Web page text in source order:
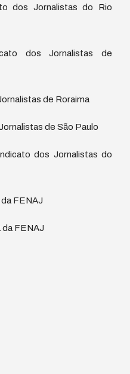
dos Jornalistas do Rio
dos Jornalistas de
de Roraima
de São Paulo
dos Jornalistas do
FENAJ
da FENAJ